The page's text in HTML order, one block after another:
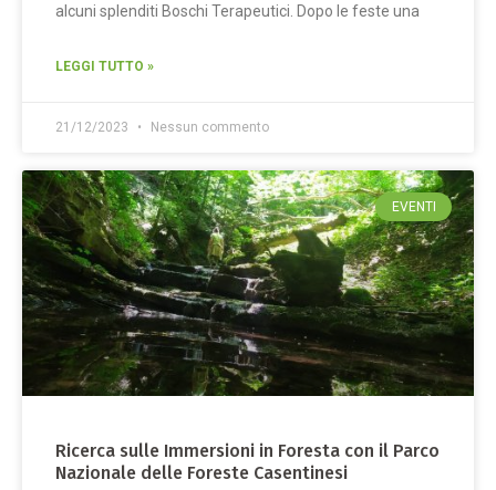
alcuni splenditi Boschi Terapeutici. Dopo le feste una
LEGGI TUTTO »
21/12/2023 Nessun commento
EVENTI
Ricerca sulle Immersioni in Foresta con il Parco
Nazionale delle Foreste Casentinesi